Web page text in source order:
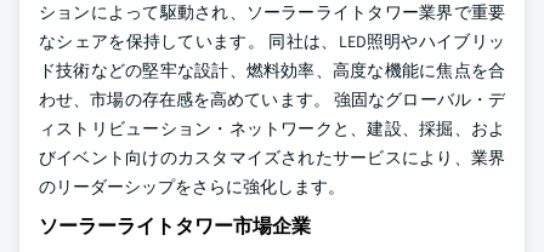
ションによって駆動され、ソーラーライトタワー業界で重要
なシェアを保持しています。 同社は、LED照明やハイブリッ
ド技術などの堅牢な設計、燃料効率、高度な機能に焦点を合
わせ、市場の存在感を高めています。 強固なグローバル・デ
ィストリビューション・ネットワークと、建設、採掘、およ
びイベント向けのカスタマイズされたサービスにより、業界
のリーダーシップをさらに強化します。
ソーラーライトタワー市場企業